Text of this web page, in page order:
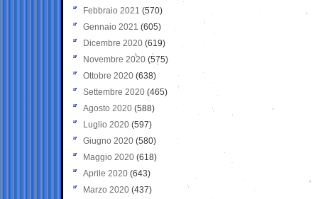
Febbraio 2021 (570)
Gennaio 2021 (605)
Dicembre 2020 (619)
Novembre 2020 (575)
Ottobre 2020 (638)
Settembre 2020(465)
Agosto 2020 (588)
Luglio 2020 (597)
Giugno 2020 (580)
Maggio 2020 (618)
Aprile 2020 (643)
Marzo 2020 (437)